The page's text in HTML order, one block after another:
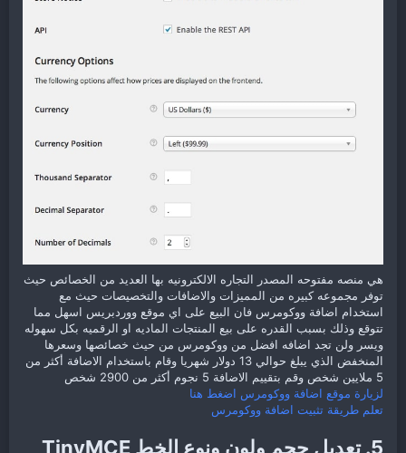
هي منصه مفتوحه المصدر التجاره الالكترونيه بها العديد من الخصائص حيث
توفر مجموعه كبيره من المميزات والاضافات والتخصيصات حيث مع
استخدام اضافة ووكومرس فان البيع على اي موقع ووردبريس اسهل مما
تتوقع وذلك بسبب القدره على بيع المنتجات الماديه او الرقميه بكل سهوله
ويسر ولن تجد اضافه افضل من ووكومرس من حيث خصائصها وسعرها
المنخفض الذي يبلغ حوالي 13 دولار شهريا وقام باستخدام الاضافة أكثر من
5 ملايين شخص وقم بتقييم الاضافة 5 نجوم أكثر من 2900 شخص
لزيارة موقع اضافة ووكومرس اضغط هنا
تعلم طريقة تثبيت اضافة ووكومرس
5. تعديل حجم ولون ونوع الخط TinyMCE